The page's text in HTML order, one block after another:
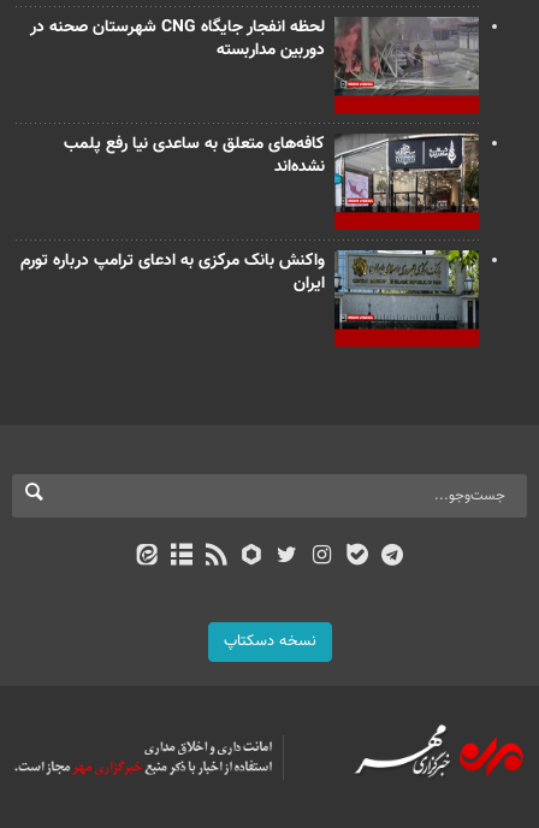
لحظه انفجار جایگاه CNG شهرستان صحنه در
دوربین مداربسته
کافه‌های متعلق به ساعدی نیا رفع پلمب
نشده‌اند
واکنش بانک مرکزی به ادعای ترامپ درباره تورم
ایران
نسخه دسکتاپ